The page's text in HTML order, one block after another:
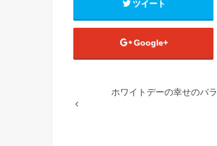
ツイート
Google+
ホワイトデーの幸せのバラ